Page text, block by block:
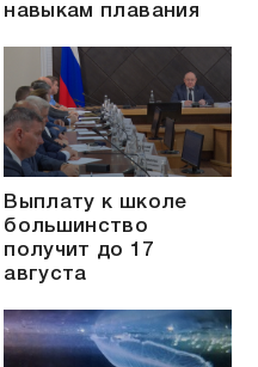
навыкам плавания
Выплату к школе
большинство
получит до 17
августа